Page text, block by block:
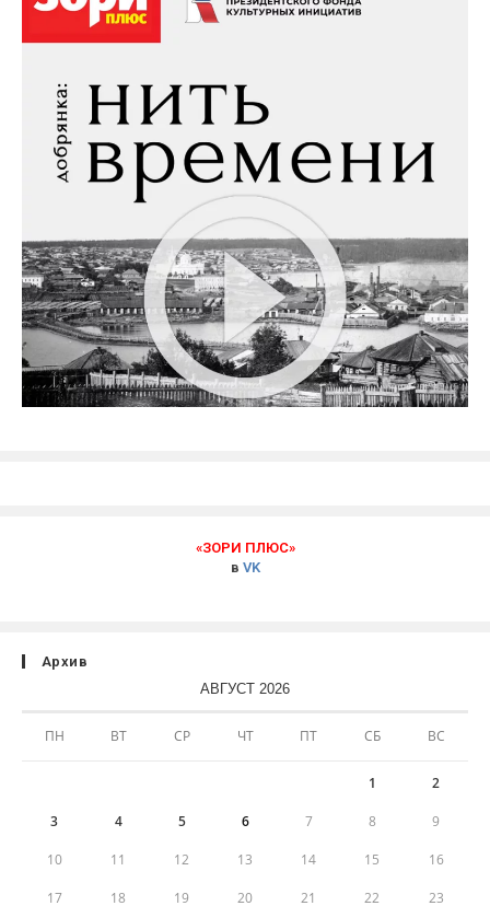
«ЗОРИ ПЛЮС»
в VK
Архив
АВГУСТ 2026
ПН ВТ СР ЧТ ПТ СБ ВС
1 2
3 4 5 6 7 8 9
10 11 12 13 14 15 16
17 18 19 20 21 22 23